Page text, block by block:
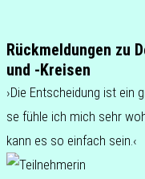
Rückmeldungen zu
und ‑Kreisen
›Die Ent­schei­dung ist
se fühle ich mich sehr
kann es so ein­fach sein.‹